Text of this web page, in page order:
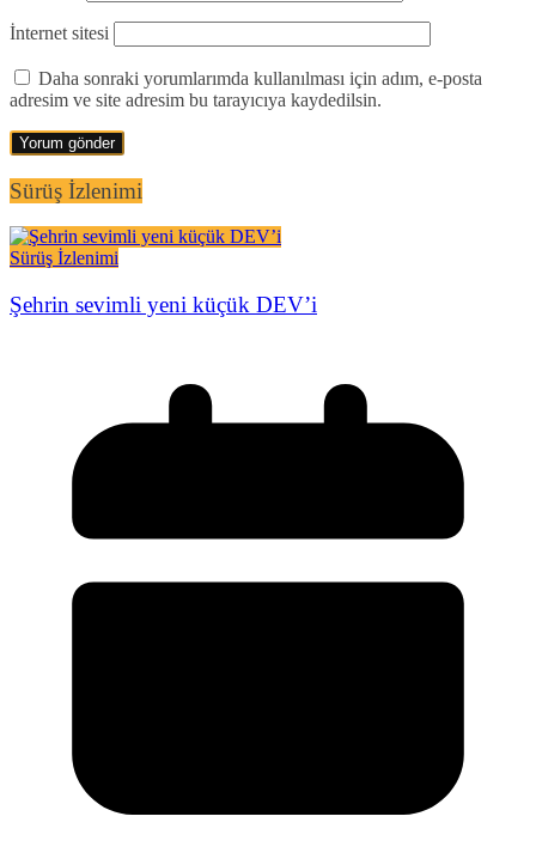
İnternet sitesi
Daha sonraki yorumlarımda kullanılması için adım, e-posta
adresim ve site adresim bu tarayıcıya kaydedilsin.
Sürüş İzlenimi
Sürüş İzlenimi
Şehrin sevimli yeni küçük DEV’i